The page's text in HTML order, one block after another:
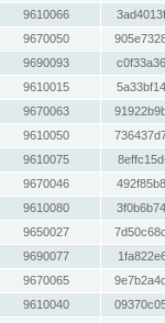
9610066
9670050
9690093
9610015
9670063
9610050
9610075
9670046
9610080
9650027
9690077
9670065
9610040